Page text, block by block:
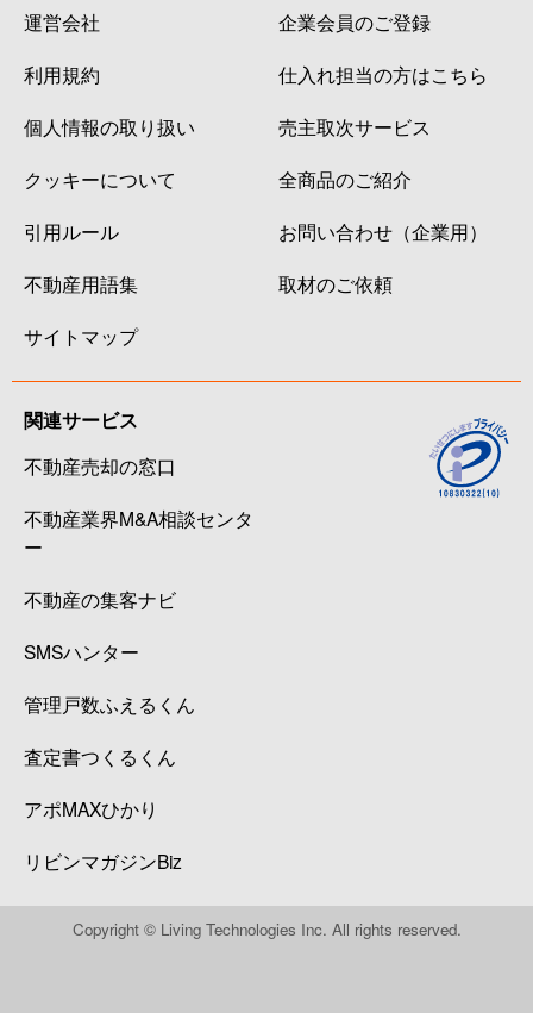
運営会社
利用規約
個人情報の取り扱い
クッキーについて
引用ルール
不動産用語集
サイトマップ
企業会員のご登録
仕入れ担当の方はこちら
売主取次サービス
全商品のご紹介
お問い合わせ（企業用）
取材のご依頼
関連サービス
不動産売却の窓口
不動産業界M&A相談センタ
ー
不動産の集客ナビ
SMSハンター
管理戸数ふえるくん
査定書つくるくん
アポMAXひかり
リビンマガジンBiz
Copyright © Living Technologies Inc. All rights reserved.